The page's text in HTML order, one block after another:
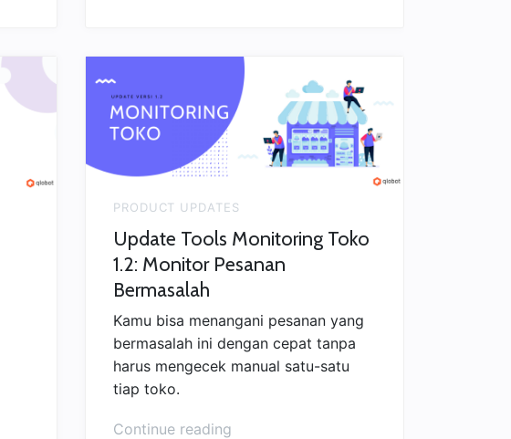
Pemula
agar
Bersaing”
PRODUCT UPDATES
Update Tools Monitoring Toko
1.2: Monitor Pesanan
Bermasalah
Kamu bisa menangani pesanan yang
bermasalah ini dengan cepat tanpa
harus mengecek manual satu-satu
tiap toko.
Continue reading“Update